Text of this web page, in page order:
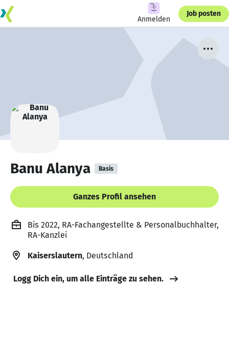
Anmelden
Job posten
Banu Alanya Basis
Ganzes Profil ansehen
Bis 2022, RA-Fachangestellte & Personalbuchhalter,
RA-Kanzlei
Kaiserslautern, Deutschland
Logg Dich ein, um alle Einträge zu sehen.